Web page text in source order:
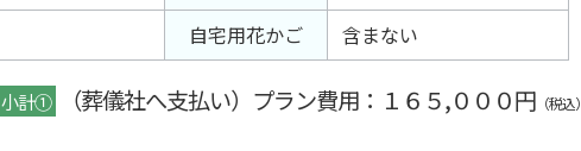
自宅用花かご 含まない
小計① （葬儀社へ支払い）プラン費用 ：１６５,０００円 （税込）